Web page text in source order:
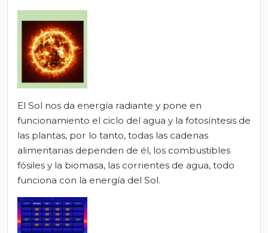
El Sol nos da energía radiante y pone en
funcionamiento el ciclo del agua y la fotosíntesis de
las plantas, por lo tanto, todas las cadenas
alimentarias dependen de él, los combustibles
fósiles y la biomasa, las corrientes de agua, todo
funciona con la energía del Sol.